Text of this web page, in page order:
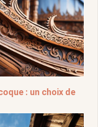
: un choix de